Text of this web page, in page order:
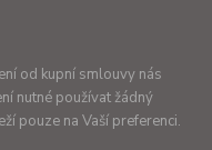
od kupní smlouvy nás
nutné používat žádný
pouze na Vaší preferenci.